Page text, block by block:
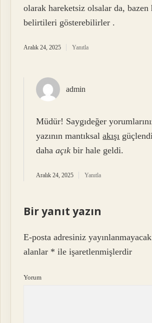
olarak hareketsiz olsalar da,
belirtileri gösterebilirler .
Aralık 24, 2025 Yanıtla
admin
Müdür! Saygıdeğer
yazının mantıksalakışı
dahaaçık bir hale geldi.
Aralık 24, 2025 Yanıtla
Bir yanıt yazın
E-posta adresiniz
alanlar * ile işaretlenmişlerdir
Yorum